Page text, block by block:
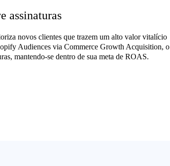
assinaturas
novos clientes que trazem um alto valor vitalício
Audiences via Commerce Growth Acquisition, o
mantendo-se dentro de sua meta de ROAS.